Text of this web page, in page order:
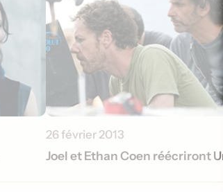
26 février 2013
Joel et Ethan Coen réécriront